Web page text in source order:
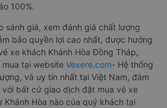
100%.
sánh giá, xem đánh giá chất lượng
bảo quyền lợi cao nhất, được hưởng
xe khách Khánh Hòa Đồng Tháp,
tại website Vexere.com- Hệ thống
và uy tín nhất tại Việt Nam, đảm
bất cứ giao dịch đặt mua vé xe
Hòa nào của quý khách tại